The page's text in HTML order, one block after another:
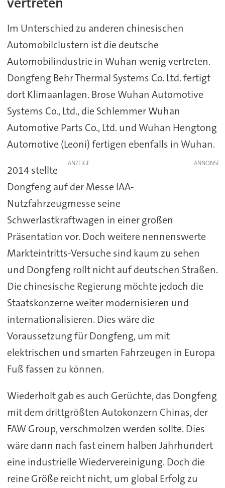
Im Unterschied zu anderen chinesischen
Automobilclustern ist die deutsche
Automobilindustrie in Wuhan wenig vertreten.
Dongfeng Behr Thermal Systems Co. Ltd. fertigt
dort Klimaanlagen. Brose Wuhan Automotive
Systems Co., Ltd., die Schlemmer Wuhan
Automotive Parts Co., Ltd. und Wuhan Hengtong
Automotive (Leoni) fertigen ebenfalls in Wuhan.
ANZEIGE
2014 stellte
Dongfeng auf der Messe IAA-
Nutzfahrzeugmesse seine
Schwerlastkraftwagen in einer großen
Präsentation vor. Doch weitere nennenswerte
Markteintritts-Versuche sind kaum zu sehen
und Dongfeng rollt nicht auf deutschen Straßen.
Die chinesische Regierung möchte jedoch die
Staatskonzerne weiter modernisieren und
internationalisieren. Dies wäre die
Voraussetzung für Dongfeng, um mit
elektrischen und smarten Fahrzeugen in Europa
Fuß fassen zu können.
Wiederholt gab es auch Gerüchte, das Dongfeng
mit dem drittgrößten Autokonzern Chinas, der
FAW Group, verschmolzen werden sollte. Dies
wäre dann nach fast einem halben Jahrhundert
eine industrielle Wiedervereinigung. Doch die
reine Größe reicht nicht, um global Erfolg zu